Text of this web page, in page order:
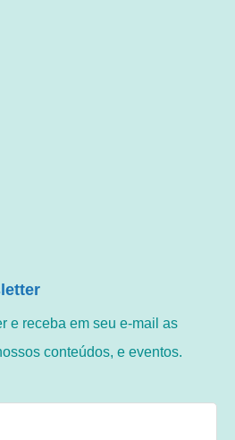
e receba em seu e-mail as
conteúdos, e eventos.